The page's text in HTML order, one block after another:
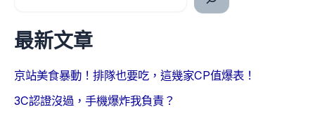
最新文章
京站美食暴動！排隊也要吃，這幾家CP值爆表！
3C認證沒過，手機爆炸我負責？